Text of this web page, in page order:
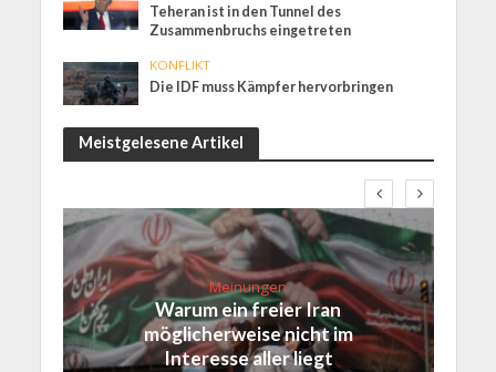
Teheran ist in den Tunnel des
Zusammenbruchs eingetreten
KONFLIKT
Die IDF muss Kämpfer hervorbringen
Meistgelesene Artikel
Meinungen
Warum ein freier Iran
möglicherweise nicht im
Interesse aller liegt